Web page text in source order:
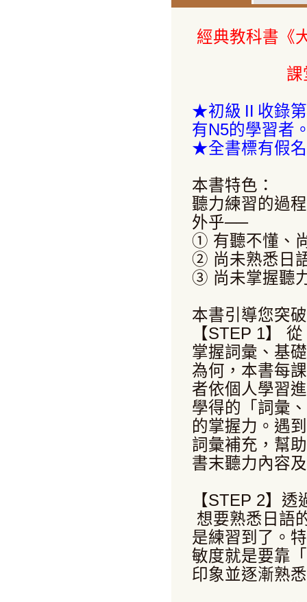
經典教科書《
課
★初級Ⅱ收錄第
有N5的學習者
★全書標有假
本書特色：
聽力練習的過
外乎──
① 有聽不懂、
② 尚未熟悉日
③ 尚未掌握聽
本書引導您突
【STEP 1】
掌握詞彙、基
為何，本書每
者依個人學習
學得的「詞彙
的掌握力。遇
詞彙補充，幫
書末聽力內容
【STEP 2】
想要熟悉日語
是練習到了。
敏度就是要靠
印象並逐漸熟